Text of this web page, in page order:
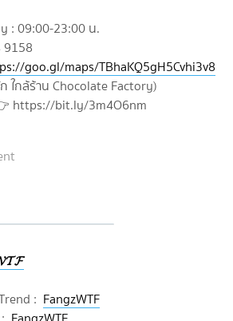
: 09:00-23:00 น.
9158
goo.gl/maps/TBhaKQ5gH5Cvhi3v8
ใกล้ร้าน Chocolate Factory)
https://bit.ly/3m4O6nm
: FangzWTF